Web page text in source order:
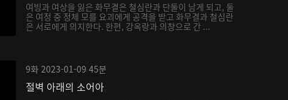
여빙과 여상을 잃은 화무결은 철심란과 단둘이 남게 되고, 둘
은 여정 중 정체 모를 요괴에게 공격을 받고 화무결과 철심란
은 서로에게 의지한다. 한편, 강옥랑과 의창으로 간 ...
9화 2023-01-09 45분
절벽 아래의 소어아